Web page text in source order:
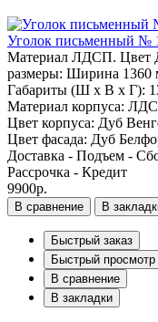
Уголок письменный №
Материал ЛДСП. Цвет
размеры: Ширина 1360
Габариты (Ш x В x Г):
Материал корпуса:
Цвет корпуса: Дуб
Цвет фасада: Дуб
Доставка - Подъем -
Рассрочка - Кредит
9900р.
В сравнение В
Быстрый заказ
Быстрый просмотр
В сравнение
В закладки